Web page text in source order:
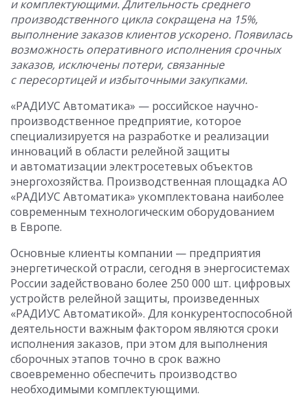
и комплектующими. Длительность среднего
производственного цикла сокращена на 15%,
выполнение заказов клиентов ускорено. Появилась
возможность оперативного исполнения срочных
заказов, исключены потери, связанные
с пересортицей и избыточными закупками.
«РАДИУС Автоматика» — российское научно-
производственное предприятие, которое
специализируется на разработке и реализации
инноваций в области релейной защиты
и автоматизации электросетевых объектов
энергохозяйства. Производственная площадка АО
«РАДИУС Автоматика» укомплектована наиболее
современным технологическим оборудованием
в Европе.
Основные клиенты компании — предприятия
энергетической отрасли, сегодня в энергосистемах
России задействовано более 250 000 шт. цифровых
устройств релейной защиты, произведенных
«РАДИУС Автоматикой». Для конкурентоспособной
деятельности важным фактором являются сроки
исполнения заказов, при этом для выполнения
сборочных этапов точно в срок важно
своевременно обеспечить производство
необходимыми комплектующими.